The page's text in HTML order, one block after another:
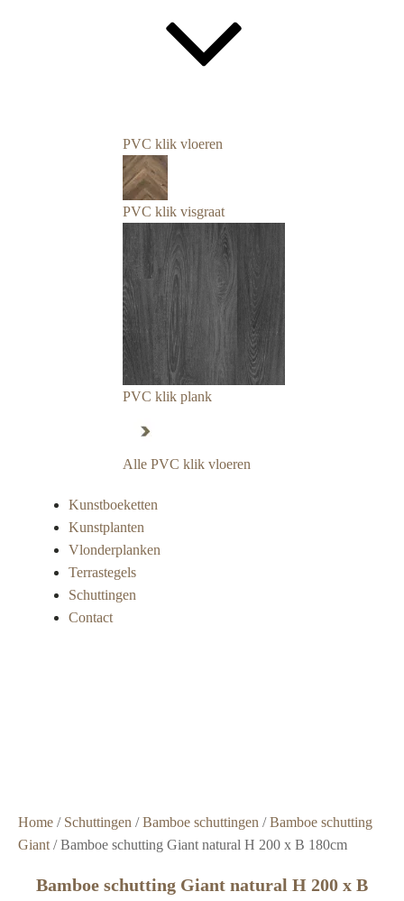
PVC klik vloeren
PVC klik visgraat
PVC klik plank
Alle PVC klik vloeren
Kunstboeketten
Kunstplanten
Vlonderplanken
Terrastegels
Schuttingen
Contact
Home / Schuttingen /Bamboe schuttingen /Bamboe schutting
Giant / Bamboe schutting Giant natural H 200 x B 180cm
Bamboe schutting Giant natural H 200 x B